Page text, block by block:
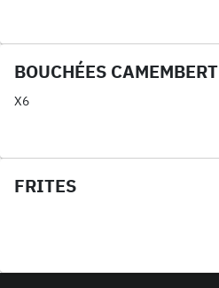
BOUCHÉES CAMEMBERT
X6
FRITES